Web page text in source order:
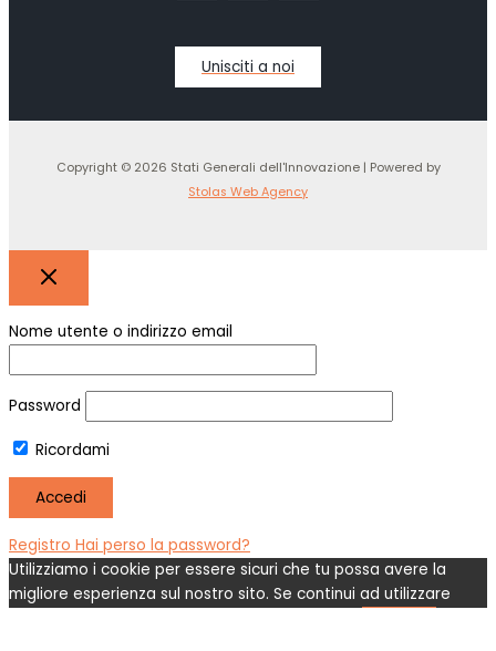
Unisciti a noi
Copyright © 2026 Stati Generali dell'Innovazione | Powered by
Stolas Web Agency
Nome utente o indirizzo email
Password
Ricordami
Registro Hai perso la password?
Utilizziamo i cookie per essere sicuri che tu possa avere la
migliore esperienza sul nostro sito. Se continui ad utilizzare